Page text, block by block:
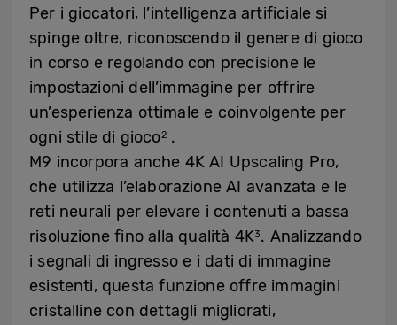
Per i giocatori, l’intelligenza artificiale si
spinge oltre, riconoscendo il genere di gioco
in corso e regolando con precisione le
impostazioni dell’immagine per offrire
un’esperienza ottimale e coinvolgente per
ogni stile di gioco2.
M9 incorpora anche 4K AI Upscaling Pro,
che utilizza l’elaborazione AI avanzata e le
reti neurali per elevare i contenuti a bassa
risoluzione fino alla qualità 4K3. Analizzando
i segnali di ingresso e i dati di immagine
esistenti, questa funzione offre immagini
cristalline con dettagli migliorati,